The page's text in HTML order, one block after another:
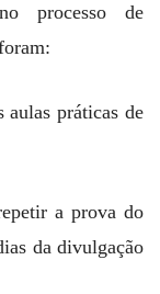
processo de
práticas de
a prova do
da divulgação